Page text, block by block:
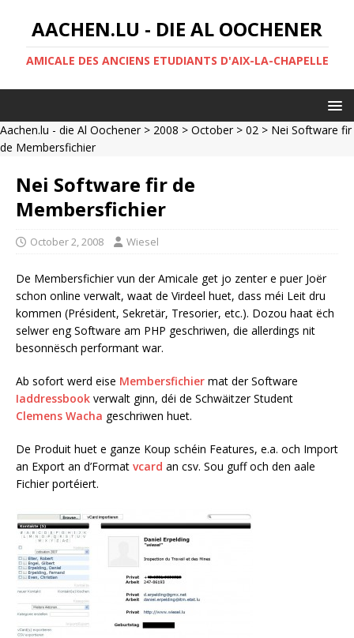
AACHEN.LU - DIE AL OOCHENER
AMICALE DES ANCIENS ETUDIANTS D'AIX-LA-CHAPELLE
Aachen.lu - die Al Oochener> 2008 > October> 02 > Nei Software fir
de Membersfichier
Nei Software fir de
Membersfichier
October 2, 2008 Wiesel
De Membersfichier vun der Amicale get jo zenter e puer Joër
schon online verwalt, waat de Virdeel huet, dass méi Leit dru
kommen (Président, Sekretär, Tresorier, etc.). Dozou haat ëch
selwer eng Software am PHP geschriwen, die allerdings nit
besonnësch performant war.
Ab sofort werd eise Membersfichier mat der Software
Iaddressbook verwalt ginn, déi de Schwäitzer Student
Clemens Wacha geschriwen huet.
De Produit huet e ganze Koup schéin Features, e.a. och Import
an Export an d’Format vcard an csv. Sou guff och den aale
Fichier portéiert.